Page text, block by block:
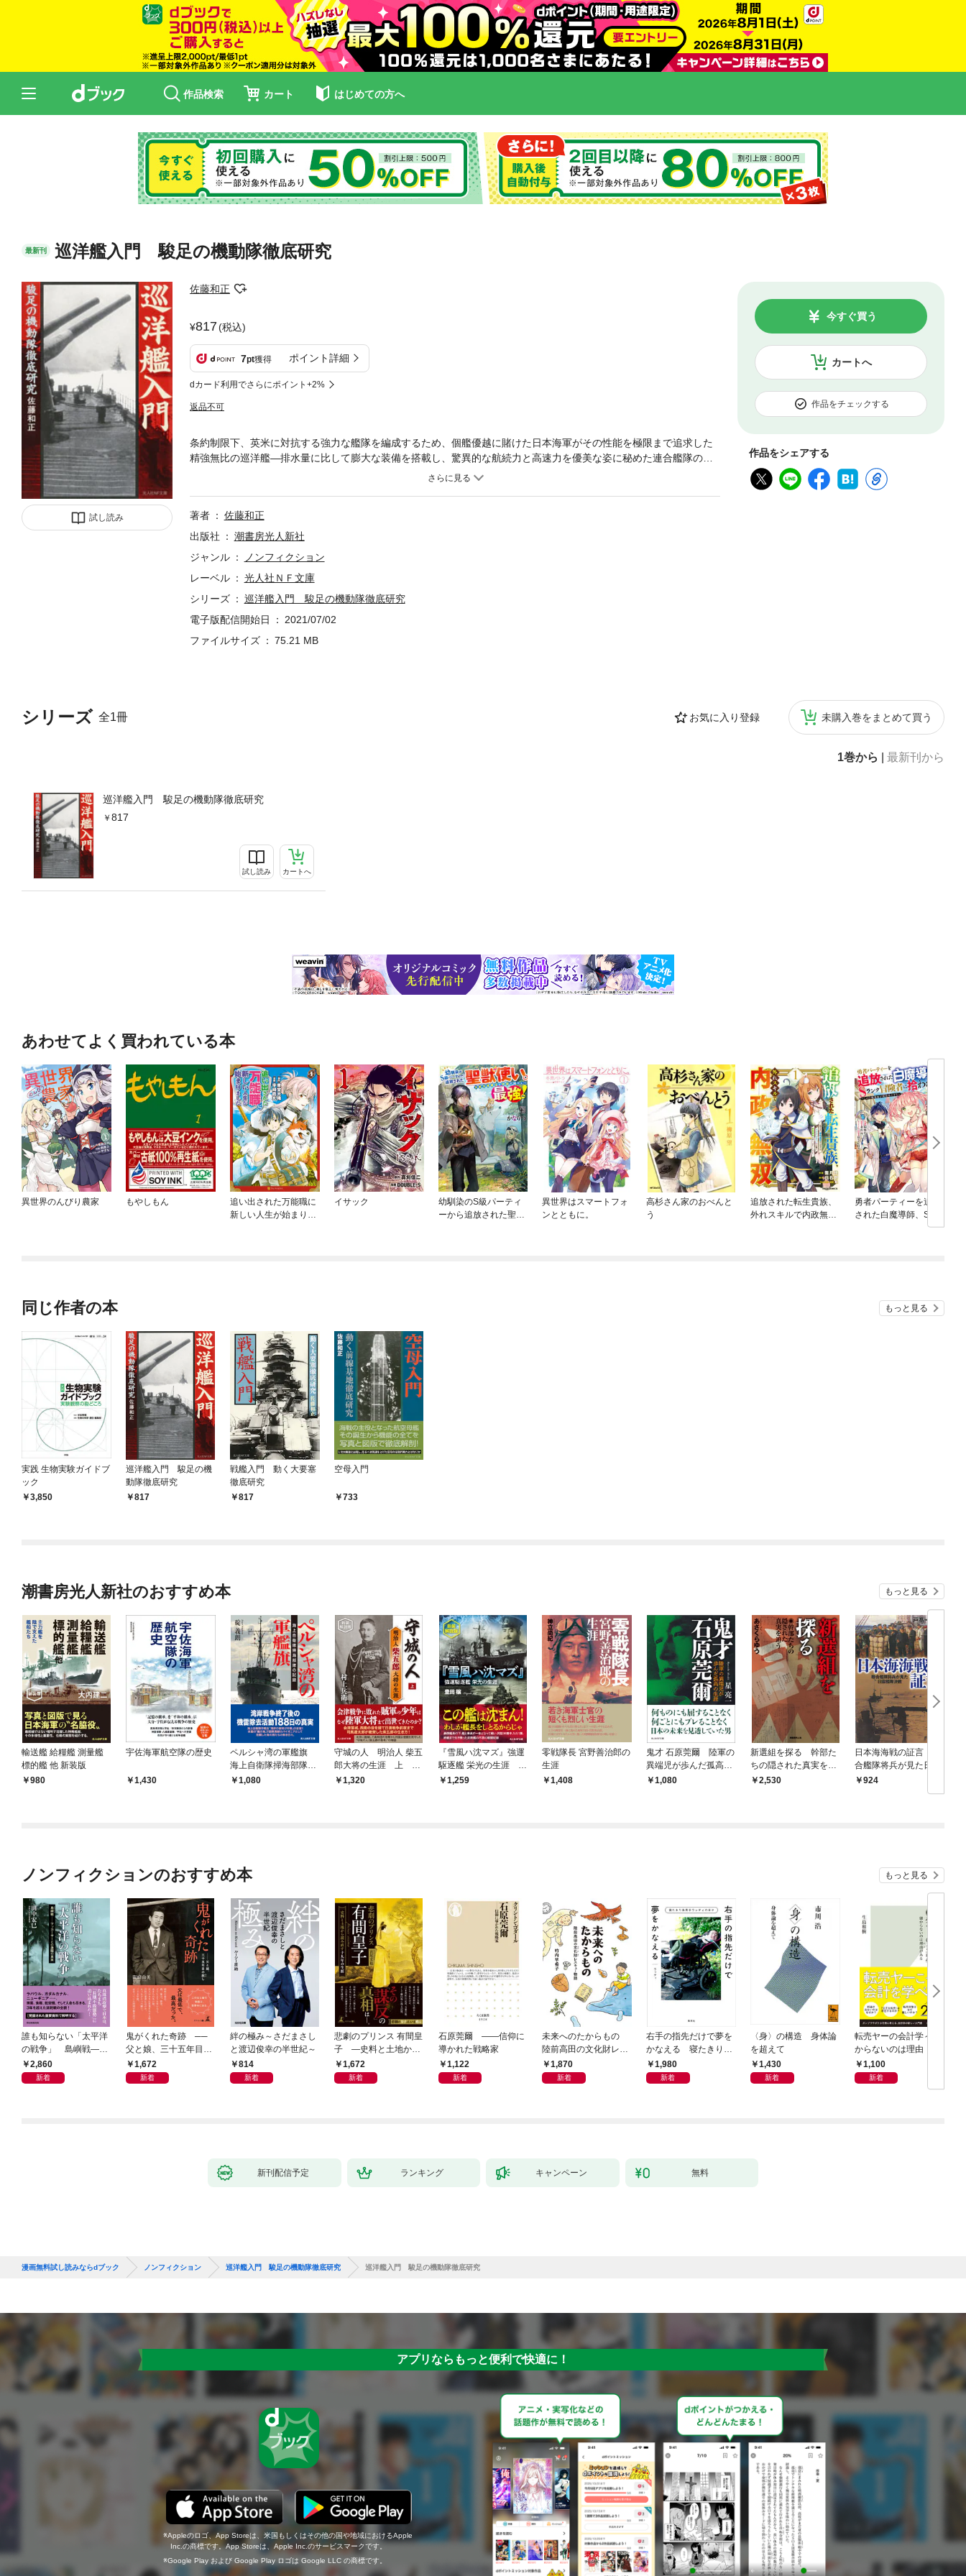
作品検索 カート はじめての方へ
最新刊 巡洋艦入門 駿足の機動隊徹底研究
試し読み
佐藤和正
817(税込)
7pt獲得 ポイント詳細
dカード利用でさらにポイント+2%
返品不可
カートへ
今すぐ買う
作品をチェックする
作品をシェアする
シリーズ 全1冊 お気に入り登録 未購入巻をまとめて買う
1巻から 最新刊から
巡洋艦入門 駿足の機動隊徹底研究
817
試し読み カートへ
条約制限下、英米に対抗する強力な艦隊を編成するため、個艦優越に賭けた日本海軍がその性能を極限まで追求した
精強無比の巡洋艦―排水量に比して膨大な装備を搭載し、驚異的な航続力と高速力を優美な姿に秘めた連合艦隊の軽
騎兵の竣工時から最終状態までの全てを、写真・図版二百点と共にビジュアルに詳解。
著者
佐藤和正
出版社
潮書房光人新社
ジャンル
ノンフィクション
レーベル
光人社ＮＦ文庫
シリーズ
巡洋艦入門 駿足の機動隊徹底研究
電子版配信開始日
2021/07/02
ファイルサイズ
75.21 MB
あわせてよく買われている本
異世界のんびり農家 もやしもん
追い出された万能職に
新しい人生が始まりま
イサック
幼馴染のS級パーティ
ーから追放された聖獣
異世界はスマートフォ
ンとともに。
高杉さん家のおべんと
う
追放された転生貴族、
外れスキルで内政無双
勇者パーティーを追放
された白魔導師、Sラ
ンク冒険者に拾われる
同じ作者の本 もっと見る
実践 生物実験ガイドブ
ック
3,850
巡洋艦入門 駿足の機
動隊徹底研究
817
戦艦入門 動く大要塞
徹底研究
817
空母入門
733
潮書房光人新社のおすすめ本 もっと見る
輸送艦 給糧艦 測量艦
標的艦 他 新装版
980
宇佐海軍航空隊の歴史
1,430
ペルシャ湾の軍艦旗
海上自衛隊掃海部隊の
記録1,080
守城の人 明治人 柴五
郎大将の生涯 上 新
装解説版
1,320
『雪風ハ沈マズ』強運
駆逐艦 栄光の生涯 新
装解説版
1,259
零戦隊長 宮野善治郎の
生涯
1,408
鬼才 石原莞爾 陸軍の
異端児が歩んだ孤高の
生涯1,080
新選組を探る 幹部た
ちの隠された真実を追
う2,530
日本海海戦の証言 聯
合艦隊将兵が見た日露
艦隊決戦
924
ノンフィクションのおすすめ本 もっと見る
誰も知らない「太平洋
の戦争」 島嶼戦――
マッカーサーとの激闘
の真実
2,860
新着
鬼がくれた奇跡 ──
父と娘、三十五年目の
赦し1,672
新着
絆の極み～さだまさし
と渡辺俊幸の半世紀～
814
新着
悲劇のプリンス 有間皇
子 ―史料と土地から
読み直す十九年の生涯
1,672
新着
石原莞爾 ――信仰に
導かれた戦略家
1,122
新着
未来へのたからもの
陸前高田の文化財レス
キュー物語
1,870
新着
右手の指先だけで夢を
かなえる 寝たきり系
男子ウッディの日々
1,980
新着
〈身〉の構造 身体論
を超えて
1,430
新着
転売ヤーの会計学～儲
からないのは理由（わ
け）がある～
1,100
新着
新刊配信予定 ランキング キャンペーン 無料
漫画無料試し読みならdブック ノンフィクション 巡洋艦入門 駿足の機動隊徹底研究 巡洋艦入門 駿足の機動隊徹底研究
アプリならもっと便利で快適に！
Appleのロゴ、App Storeは、米国もしくはその他の国や地域におけるApple
Inc.の商標です。App Storeは、Apple Inc.のサービスマークです。
Google Play および Google Play ロゴは Google LLC の商標です。